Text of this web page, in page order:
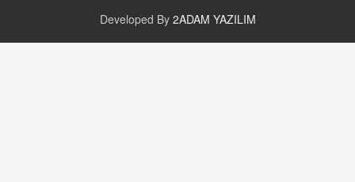
Developed By 2ADAM YAZILIM